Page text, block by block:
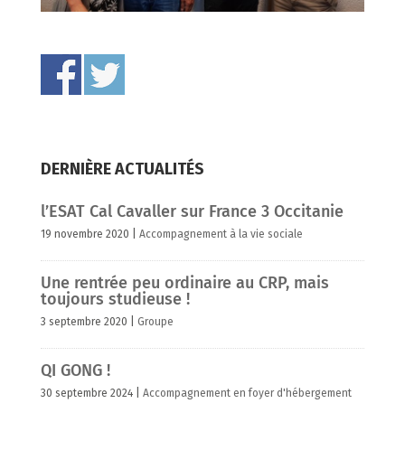
DERNIÈRE ACTUALITÉS
l’ESAT Cal Cavaller sur France 3 Occitanie
19 novembre 2020 Accompagnement à la vie sociale
Une rentrée peu ordinaire au CRP, mais
toujours studieuse !
3 septembre 2020 Groupe
QI GONG !
30 septembre 2024| Accompagnement en foyer d'hébergement